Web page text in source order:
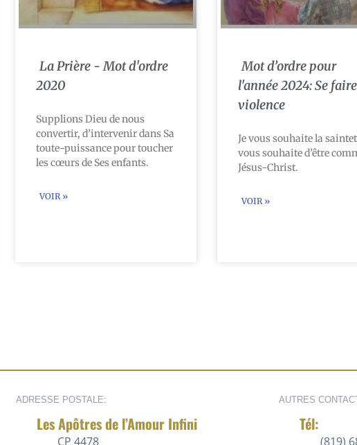
La Prière - Mot d'ordre
2020
Supplions Dieu de nous
convertir, d’intervenir dans Sa
toute-puissance pour toucher
les cœurs de Ses enfants.
VOIR »
Mot d’ordre pour
l'année 2024: Se faire
violence
Je vous souhaite la
vous souhaite d’être
Jésus-Christ.
VOIR »
ADRESSE POSTALE:
Les Apôtres de l’Amour Infini
CP 4478
AUTRES
Tél:
(819)